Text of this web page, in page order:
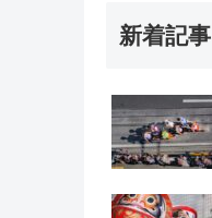
新着記事